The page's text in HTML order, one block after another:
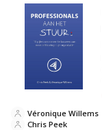
Chris Peek
Véronique Willems